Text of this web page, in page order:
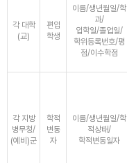
각 대학
(교)
편입
학생
이름/생년월일/학
과/
입학일/졸업일/
학위등록번호/평
점/이수학점
각 지방
병무청/
(예비)군
학적
변동
자
이름/생년월일/학
적상태/
학적변동일자